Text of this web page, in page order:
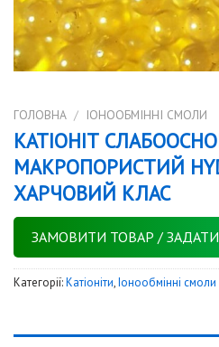
ГОЛОВНА / IОНООБМІННІ СМОЛИ
КАТІОНІТ
МАКРОПОРИСТИЙ
ХАРЧОВИЙ КЛАС
ЗАМОВИТИ ТОВАР /
Категорії:Катіоніти,Iонообмінні смоли